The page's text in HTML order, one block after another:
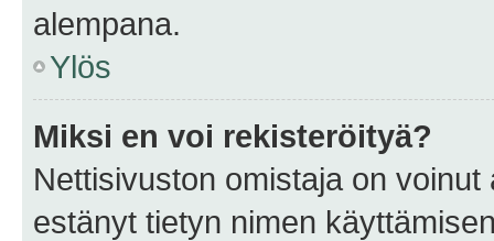
alempana.
Ylös
Miksi en voi rekisteröityä?
Nettisivuston omistaja on
estänyt tietyn nimen